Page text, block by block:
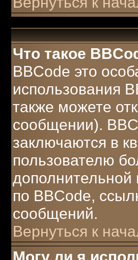
Что такое
BBCode это
использования
также можете
сообщении).
заключаются в
пользователю
по BBCode,
сообщений.
Вернуться к
Могу ли я